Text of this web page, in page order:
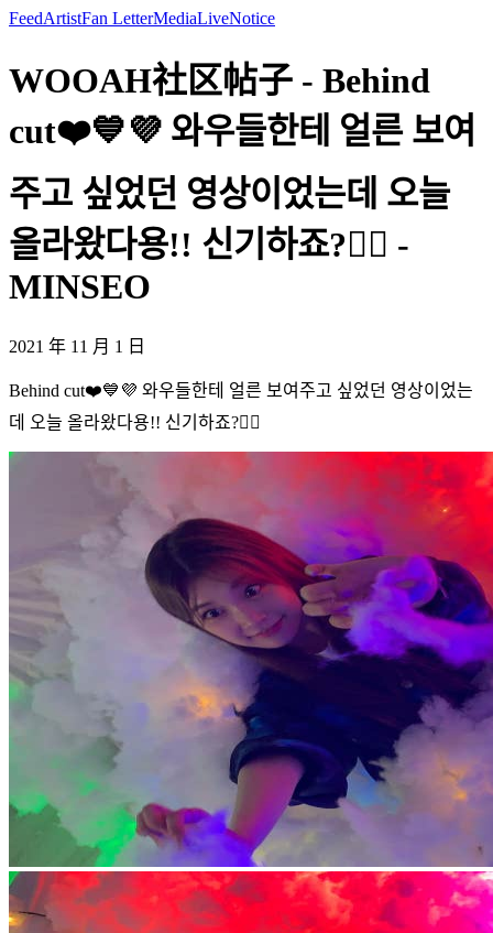
FeedArtistFan LetterMediaLiveNotice
WOOAH社区帖子 - Behind
cut❤️💙💜 와우들한테 얼른 보여
주고 싶었던 영상이었는데 오늘
올라왔다용!! 신기하죠?👍🏻 -
MINSEO
2021 年 11 月 1 日
Behind cut❤️💙💜 와우들한테 얼른 보여주고 싶었던 영상이었는
데 오늘 올라왔다용!! 신기하죠?👍🏻